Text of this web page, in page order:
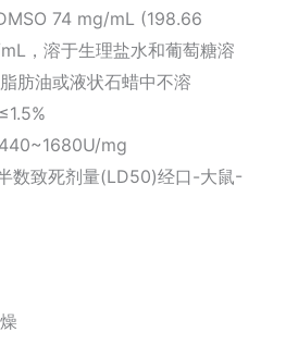
74 mg/mL (198.66
，溶于生理盐水和葡萄糖溶
肪油或液状石蜡中不溶
mg
致死剂量(LD50)经口-大鼠-